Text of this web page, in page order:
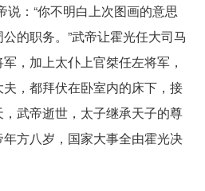
说：“你不明白上次图画的意思
的职务。”武帝让霍光任大司马
，加上太仆上官桀任左将军，
，都拜伏在卧室内的床下，接
武帝逝世，太子继承天子的尊
方八岁，国家大事全由霍光决